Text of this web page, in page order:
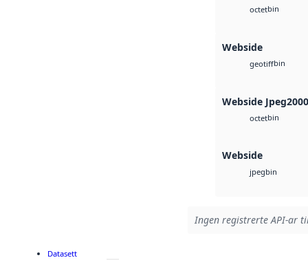
octetbin
Webside
geotiffbin
Webside Jpeg2000
octetbin
Webside
jpegbin
Ingen registrerte API-ar
Datasett